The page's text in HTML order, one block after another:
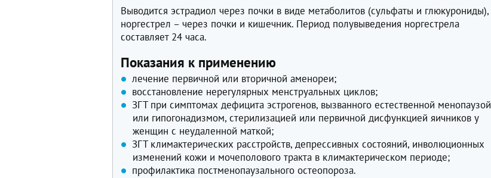
Выводится эстрадиол через почки в виде метаболитов (сульфаты и глюкурониды),
норгестрел – через почки и кишечник. Период полувыведения норгестрела
составляет 24 часа.
Показания к применению
лечение первичной или вторичной аменореи;
восстановление нерегулярных менструальных циклов;
ЗГТ при симптомах дефицита эстрогенов, вызванного естественной менопаузой
или гипогонадизмом, стерилизацией или первичной дисфункцией яичников у
женщин с неудаленной маткой;
ЗГТ климактерических расстройств, депрессивных состояний, инволюционных
изменений кожи и мочеполового тракта в климактерическом периоде;
профилактика постменопаузального остеопороза.